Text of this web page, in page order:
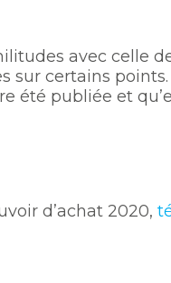
avec celle
sur certains
été publiée et
d’achat 2020,